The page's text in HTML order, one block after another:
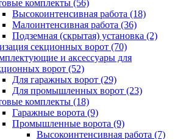
комплекты (56)
Высокоинтенсивная работа (18)
Малоинтенсивная работа (36)
Подземная (скрытая) установка (2)
секционных ворот (70)
и аксессуары для
ворот (52)
Для гаражных ворот (29)
Для промышленных ворот (23)
комплекты (18)
Гаражные ворота (9)
Промышленные ворота (9)
Высокоинтенсивная работа (7)